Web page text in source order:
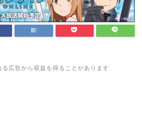
る広告から収益を得ることがあります